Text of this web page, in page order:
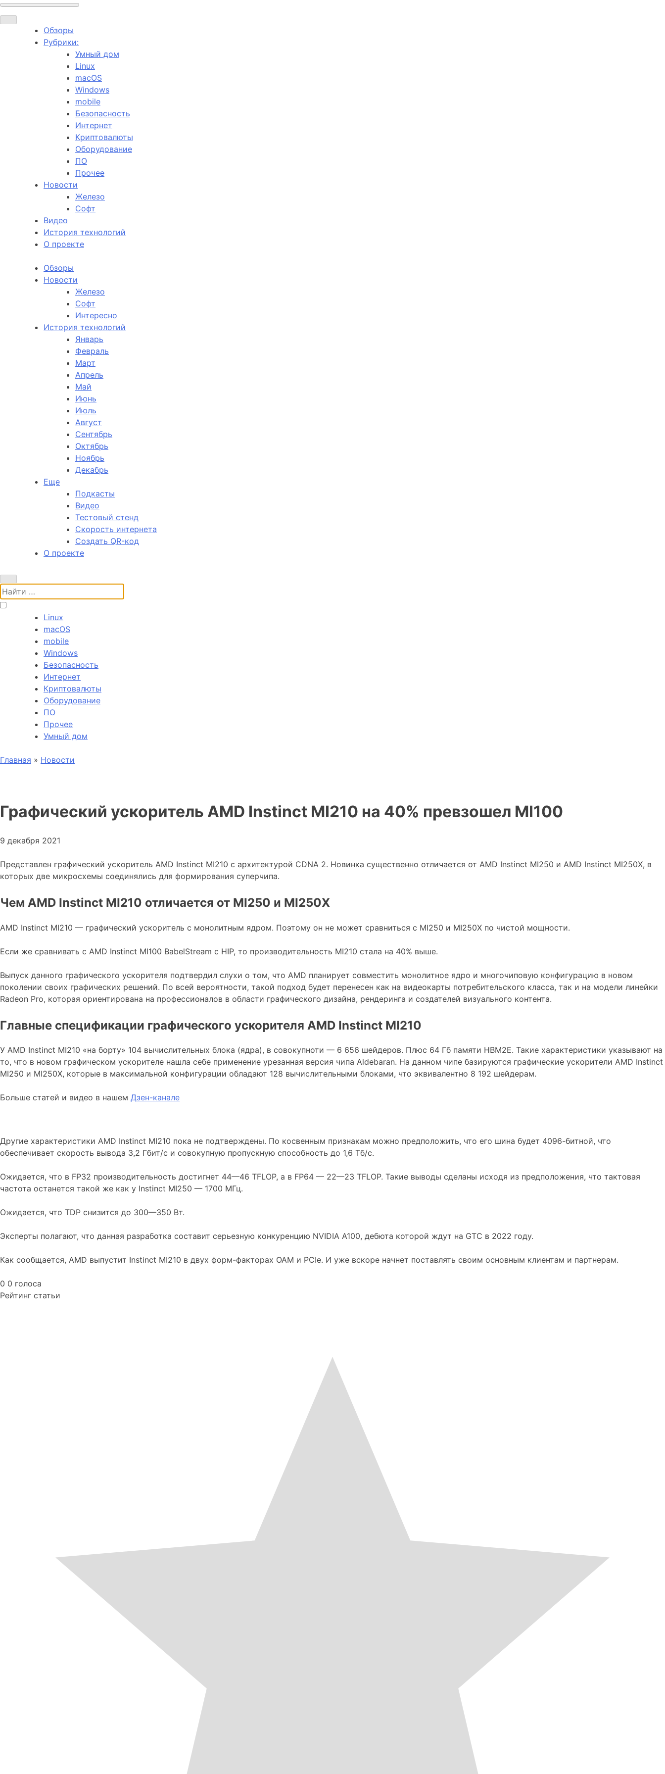
Обзоры
Рубрики:
Умный дом
Linux
macOS
Windows
mobile
Безопасность
Интернет
Криптовалюты
Оборудование
ПО
Прочее
Новости
Железо
Софт
Видео
История технологий
О проекте
Обзоры
Новости
Железо
Софт
Интересно
История технологий
Январь
Февраль
Март
Апрель
Май
Июнь
Июль
Август
Сентябрь
Октябрь
Ноябрь
Декабрь
Еще
Подкасты
Видео
Тестовый стенд
Скорость интернета
Создать QR-код
О проекте
Поиск:
Linux
macOS
mobile
Windows
Безопасность
Интернет
Криптовалюты
Оборудование
ПО
Прочее
Умный дом
Главная » Новости
Графический ускоритель AMD Instinct MI210 на 40% превзошел MI100
9 декабря 2021
Представлен графический ускоритель AMD Instinct MI210 с архитектурой CDNA 2. Новинка существенно отличается от AMD Instinct MI250 и AMD Instinct MI250X, в
которых две микросхемы соединялись для формирования суперчипа.
Чем AMD Instinct MI210 отличается от MI250 и MI250X
AMD Instinct MI210 — графический ускоритель с монолитным ядром. Поэтому он не может сравниться с MI250 и MI250X по чистой мощности.
Если же сравнивать с AMD Instinct MI100 BabelStream с HIP, то производительность MI210 стала на 40% выше.
Выпуск данного графического ускорителя подтвердил слухи о том, что AMD планирует совместить монолитное ядро и многочиповую конфигурацию в новом
поколении своих графических решений. По всей вероятности, такой подход будет перенесен как на видеокарты потребительского класса, так и на модели линейки
Radeon Pro, которая ориентирована на профессионалов в области графического дизайна, рендеринга и создателей визуального контента.
Главные спецификации графического ускорителя AMD Instinct MI210
У AMD Instinct MI210 «на борту» 104 вычислительных блока (ядра), в совокупноти — 6 656 шейдеров. Плюс 64 Гб памяти HBM2E. Такие характеристики указывают на
то, что в новом графическом ускорителе нашла себе применение урезанная версия чипа Aldebaran. На данном чипе базируются графические ускорители AMD Instinct
MI250 и MI250X, которые в максимальной конфигурации обладают 128 вычислительными блоками, что эквивалентно 8 192 шейдерам.
Больше статей и видео в нашем Дзен-канале
Другие характеристики AMD Instinct MI210 пока не подтверждены. По косвенным признакам можно предположить, что его шина будет 4096-битной, что
обеспечивает скорость вывода 3,2 Гбит/с и совокупную пропускную способность до 1,6 Тб/с.
Ожидается, что в FP32 производительность достигнет 44—46 TFLOP, а в FP64 — 22—23 TFLOP. Такие выводы сделаны исходя из предположения, что тактовая
частота останется такой же как у Instinct MI250 — 1700 МГц.
Ожидается, что TDP снизится до 300—350 Вт.
Эксперты полагают, что данная разработка составит серьезную конкуренцию NVIDIA A100, дебюта которой ждут на GTC в 2022 году.
Как сообщается, AMD выпустит Instinct MI210 в двух форм-факторах OAM и PCIe. И уже вскоре начнет поставлять своим основным клиентам и партнерам.
0 0 голоса
Рейтинг статьи